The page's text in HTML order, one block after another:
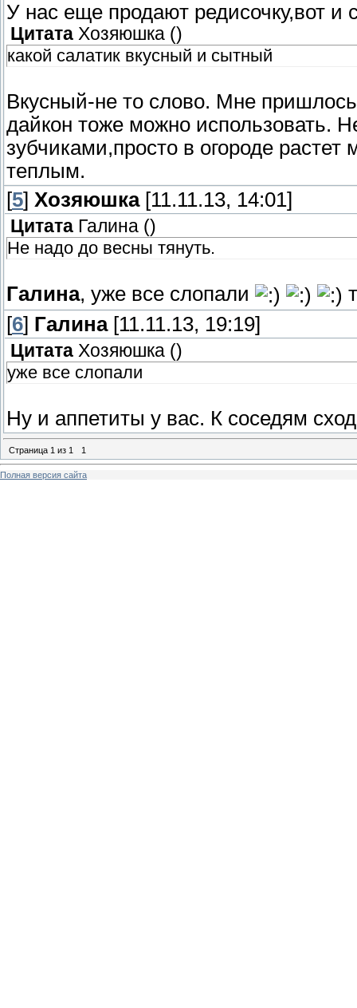
У нас еще продают редисочку,вот и
Цитата Хозяюшка ()
какой салатик вкусный и сытный
Вкусный-не то слово. Мне
дайкон тоже можно использовать.
зубчиками,просто в огороде растет
теплым.
[5] Хозяюшка[11.11.13, 14:01]
Цитата Галина ()
Не надо до весны тянуть.
Галина, уже все слопали
[6] Галина[11.11.13, 19:19]
Цитата Хозяюшка ()
уже все слопали
Ну и аппетиты у вас. К соседям
Страница 1 из 1 1
Полная версия сайта